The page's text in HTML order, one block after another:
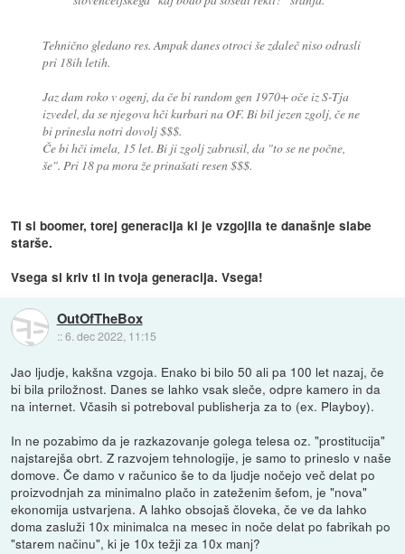
Tehnično gledano res. Ampak danes otroci še zdaleč niso odrasli
pri 18ih letih.
Jaz dam roko v ogenj, da če bi random gen 1970+ oče iz S-Tja
izvedel, da se njegova hči kurbari na OF. Bi bil jezen zgolj, če ne
bi prinesla notri dovolj $$$.
Če bi hči imela, 15 let. Bi ji zgolj zabrusil, da "to se ne počne,
še". Pri 18 pa mora že prinašati resen $$$.
Ti si boomer, torej generacija ki je vzgojila te današnje slabe
starše.
Vsega si kriv ti in tvoja generacija. Vsega!
OutOfTheBox
::6. dec 2022, 11:15
Jao ljudje, kakšna vzgoja. Enako bi bilo 50 ali pa 100 let nazaj, če
bi bila priložnost. Danes se lahko vsak sleče, odpre kamero in da
na internet. Včasih si potreboval publisherja za to (ex. Playboy).
In ne pozabimo da je razkazovanje golega telesa oz. "prostitucija"
najstarejša obrt. Z razvojem tehnologije, je samo to prineslo v naše
domove. Če damo v računico še to da ljudje nočejo več delat po
proizvodnjah za minimalno plačo in zateženim šefom, je "nova"
ekonomija ustvarjena. A lahko obsojaš človeka, če ve da lahko
doma zasluži 10x minimalca na mesec in noče delat po fabrikah po
"starem načinu", ki je 10x težji za 10x manj?